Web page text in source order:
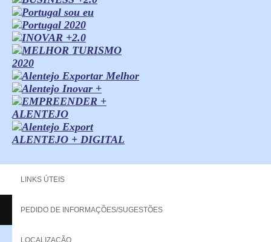
ALENTEJO + DIGITAL
LINKS ÚTEIS
PEDIDO DE INFORMAÇÕES/SUGESTÕES
LOCALIZAÇÃO
Copyright - 2013 NERPOR. All rights reserved.